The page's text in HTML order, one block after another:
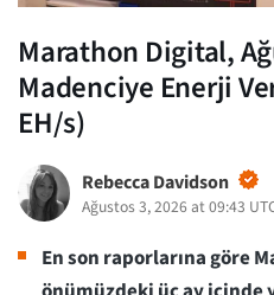
Marathon Digital,
Madenciye Enerji
EH/s)
Rebecca Davidson
Ağustos 3, 2026 at 09:43
En son raporlarına göre